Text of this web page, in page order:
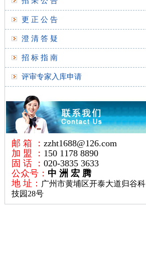
更 正 公 告
澄 清 答 疑
招 标 指 南
评审专家入库申请
邮 箱 ： zzht1688@126.com
加 盟 ： 150 1178 8890
固 话 ： 020-3835 3633
公众号： 中 洲 宏 腾
地 址： 广州市黄埔区开泰大道归谷科
技园28号